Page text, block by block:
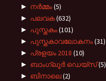
► നർമ്മം(5)
► പലവക(632)
► പുസ്തകം(101)
► പുസ്തകാവലോകനം(31)
► പ്രളയം 2018 (10)
► ബാംഗ്ലൂർ ഡെയ്സ്(5)
► ബിനാലെ(2)